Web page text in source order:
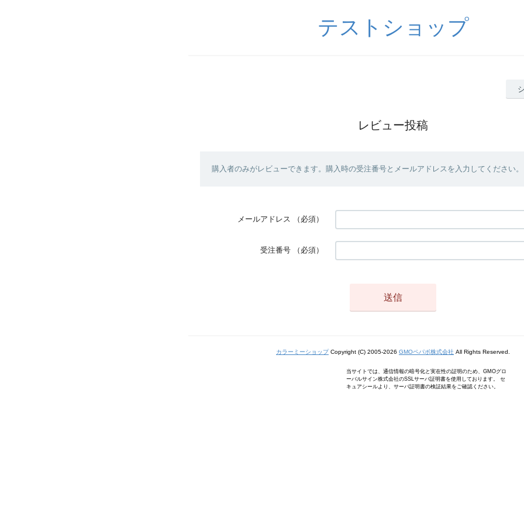
テストショップ
レビュー投稿
購入者のみがレビューできます。購入時の受注番号とメールアドレスを入力してください。
メールアドレス （必須）
受注番号 （必須）
カラーミーショップCopyright (C) 2005-2026 GMOペパボ株式会社 All Rights Reserved.
当サイトでは、通信情報の暗号化と実在性の証明のため、GMOグロ
ーバルサイン株式会社のSSLサーバ証明書を使用しております。 セ
キュアシールより、サーバ証明書の検証結果をご確認ください。